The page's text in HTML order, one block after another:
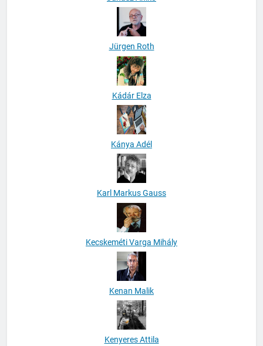
Jürgen Roth
Kádár Elza
Kánya Adél
Karl Markus Gauss
Kecskeméti Varga Mihály
Kenan Malik
Kenyeres Attila